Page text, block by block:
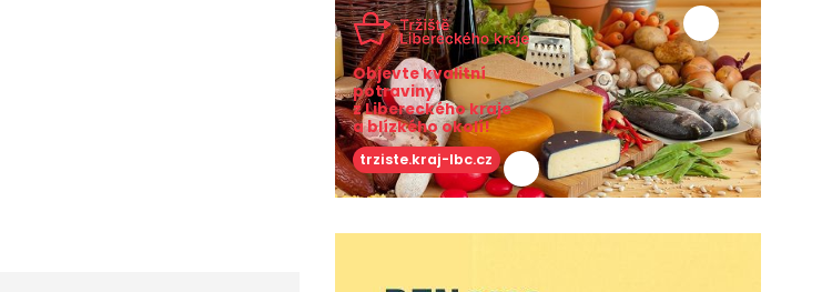
Objevte kvalitní
potraviny
z Libereckého kraje
a blízkého okolí!
trziste.kraj-lbc.cz